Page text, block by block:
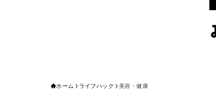
ホーム ライフハック 美容・健康